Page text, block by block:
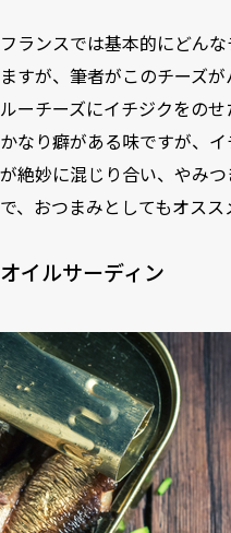
フランスでは基本的にどん
ますが、筆者がこのチーズ
ルーチーズにイチジクをのせ
かなり癖がある味ですが、
が絶妙に混じり合い、やみ
で、おつまみとしてもオスス
オイルサーディン